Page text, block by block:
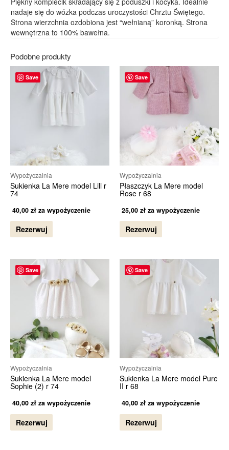
nadaje się do wózka podczas uroczystości Chrztu Świętego.
Strona wierzchnia ozdobiona jest “wełnianą” koronką. Strona
wewnętrzna to 100% bawełna.
Podobne produkty
Save
Wypożyczalnia
Sukienka La Mere model Lili r
74
40,00 zł za wypożyczenie
Rezerwuj
Save
Wypożyczalnia
Płaszczyk La Mere model
Rose r 68
25,00 zł za wypożyczenie
Rezerwuj
Save
Wypożyczalnia
Sukienka La Mere model
Sophie (2) r 74
40,00 zł za wypożyczenie
Rezerwuj
Save
Wypożyczalnia
Sukienka La Mere model Pure
II r 68
40,00 zł za wypożyczenie
Rezerwuj